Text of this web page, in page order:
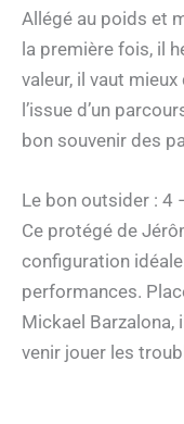
Allégé au poids et
la première fois, il
valeur, il vaut
l’issue d’un
bon souvenir des
Le bon outsider : 4
Ce protégé de
configuration
performances.
Mickael
venir jouer les